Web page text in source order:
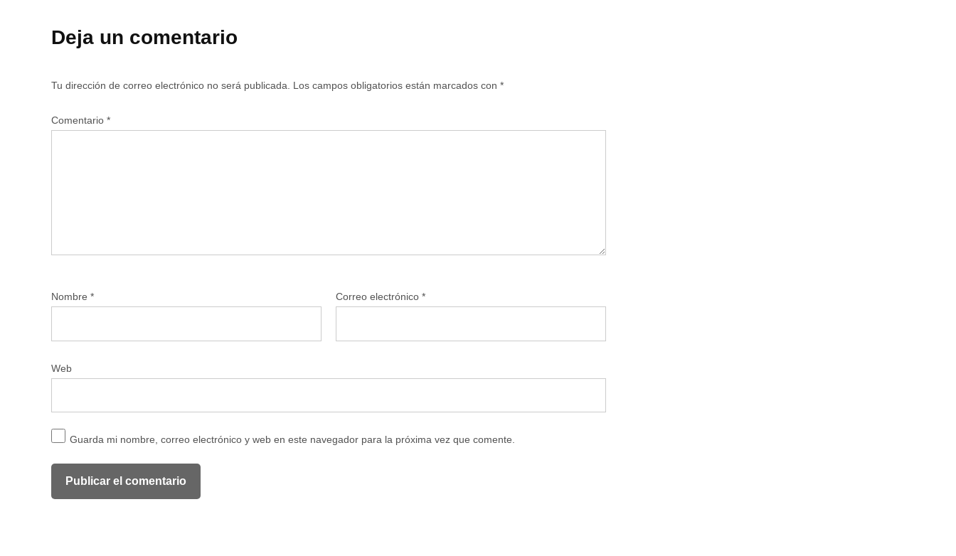
Deja un comentario
Tu dirección de correo electrónico no será publicada. Los campos obligatorios están marcados con *
Comentario *
Nombre * Correo electrónico *
Web
Guarda mi nombre, correo electrónico y web en este navegador para la próxima vez que comente.